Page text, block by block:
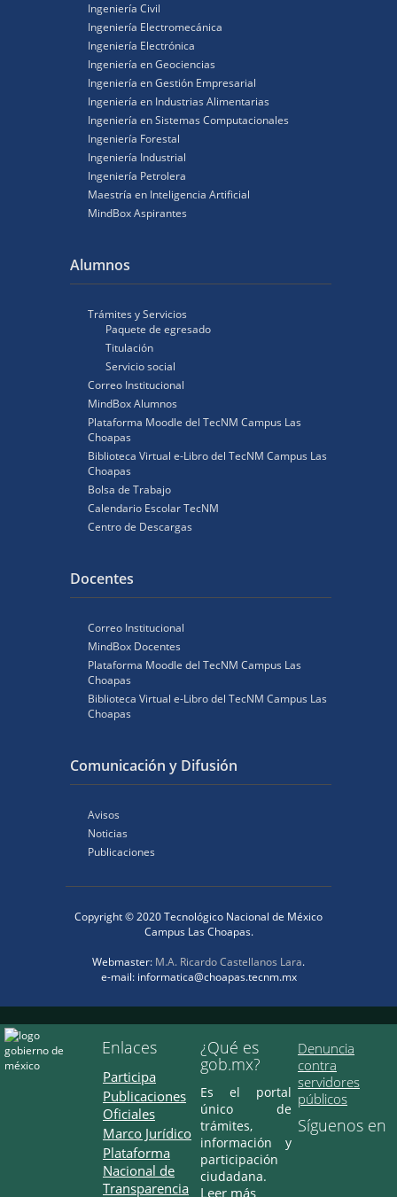
Ingeniería Civil
Ingeniería Electromecánica
Ingeniería Electrónica
Ingeniería en Geociencias
Ingeniería en Gestión Empresarial
Ingeniería en Industrias Alimentarias
Ingeniería en Sistemas Computacionales
Ingeniería Forestal
Ingeniería Industrial
Ingeniería Petrolera
Maestría en Inteligencia Artificial
MindBox Aspirantes
Alumnos
Trámites y Servicios
Paquete de egresado
Titulación
Servicio social
Correo Institucional
MindBox Alumnos
Plataforma Moodle del TecNM Campus Las
Choapas
Biblioteca Virtual e-Libro del TecNM Campus Las
Choapas
Bolsa de Trabajo
Calendario Escolar TecNM
Centro de Descargas
Docentes
Correo Institucional
MindBox Docentes
Plataforma Moodle del TecNM Campus Las
Choapas
Biblioteca Virtual e-Libro del TecNM Campus Las
Choapas
Comunicación y Difusión
Avisos
Noticias
Publicaciones
Copyright © 2020 Tecnológico Nacional de México
Campus Las Choapas.
Webmaster: M.A. Ricardo Castellanos Lara.
e-mail: informatica@choapas.tecnm.mx
Enlaces
Participa
Publicaciones
Oficiales
Marco Jurídico
Plataforma
Nacional de
Transparencia
¿Qué es
gob.mx?
Es el portal
único de
trámites,
información y
participación
ciudadana.
Leer más
Denuncia
contra
servidores
públicos
Síguenos en